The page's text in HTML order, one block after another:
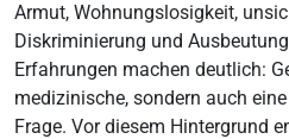
Armut, Wohnungslosigkeit,
Diskriminierung und
Erfahrungen machen deutlich:
medizinische, sondern auch
Frage. Vor diesem Hintergrund